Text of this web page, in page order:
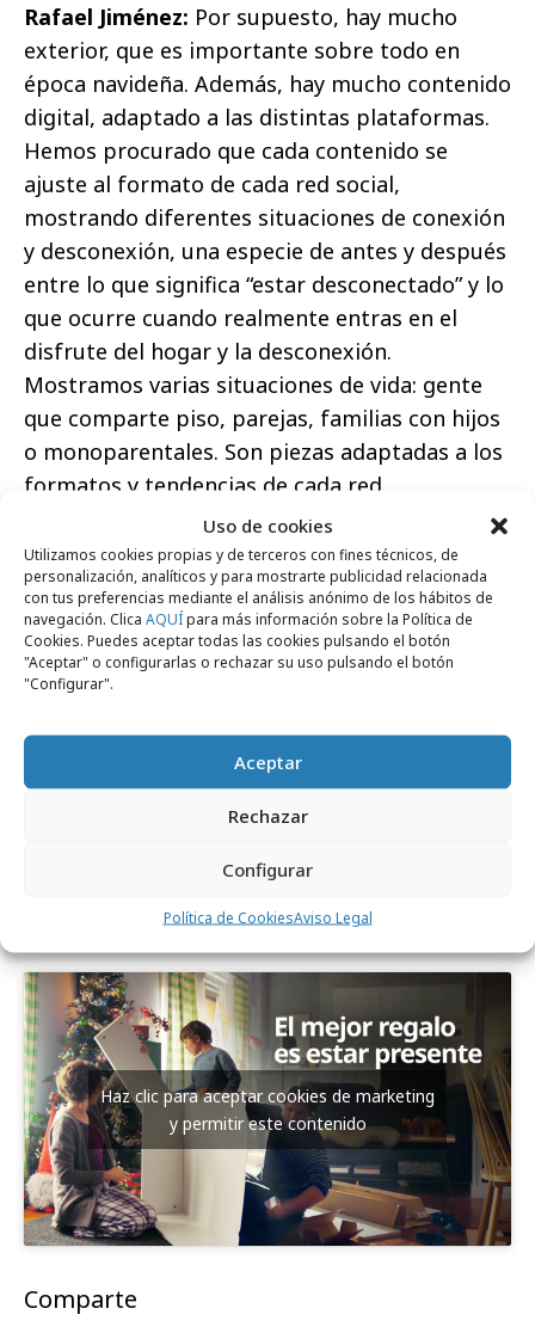
Uso de cookies
Utilizamos cookies propias y de terceros con fines técnicos, de
personalización, analíticos y para mostrarte publicidad relacionada
con tus preferencias mediante el análisis anónimo de los hábitos de
navegación. Clica AQUÍpara más información sobre la Política de
Cookies. Puedes aceptar todas las cookies pulsando el botón
"Aceptar" o configurarlas o rechazar su uso pulsando el botón
"Configurar".
Aceptar
Rechazar
Configurar
Política de CookiesAviso Legal
Rafael Jiménez: Por supuesto, hay mucho
exterior, que es importante sobre todo en
época navideña. Además, hay mucho contenido
digital, adaptado a las distintas plataformas.
Hemos procurado que cada contenido se
ajuste al formato de cada red social,
mostrando diferentes situaciones de conexión
y desconexión, una especie de antes y después
entre lo que significa “estar desconectado” y lo
que ocurre cuando realmente entras en el
disfrute del hogar y la desconexión.
Mostramos varias situaciones de vida: gente
que comparte piso, parejas, familias con hijos
o monoparentales. Son piezas adaptadas a los
formatos y tendencias de cada red.
Por completar la respuesta
de Rafa, en los formatos hemos sido
diferentes este año respecto a campañas
anteriores. Fue una decisión que tomamos
después de ver el material: vimos que es una
emocionalmente, y que toca la fibra sensible.
Por eso decidimos apostar por formatos más
largos de lo habitual, con piezas de 60, 40 y 20
más amplio. La campaña también llegará al
cine, porque queremos que se vea, se sienta y
Haz clic para aceptar cookies de marketing
y permitir este contenido
Comparte